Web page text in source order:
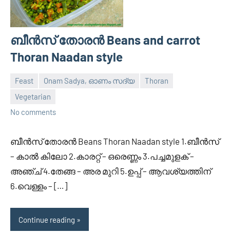
ബീന്‍സ്‌ തോരന്‍ Beans and carrot
Thoran Naadan style
Feast Onam Sadya, ഓണം സദ്യ
Thoran
Vegetarian
February
21,
Divya
No comments
ബീന്‍സ്‌ തോരന്‍ Beans Thoran Naadan style 1.ബീന്‍സ്‌
– കാല്‍ കിലോ 2.കാരറ്റ്‌ – ഒരെണ്ണം 3.പച്ചമുളക് –
അഞ്ച് 4.തേങ്ങ – അര മുറി 5.ഉപ്പ് – ആവശ്യത്തിന്
6.വെള്ളം – […]
Continue reading